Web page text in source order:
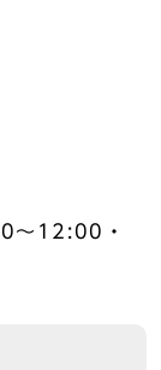
～12:00・